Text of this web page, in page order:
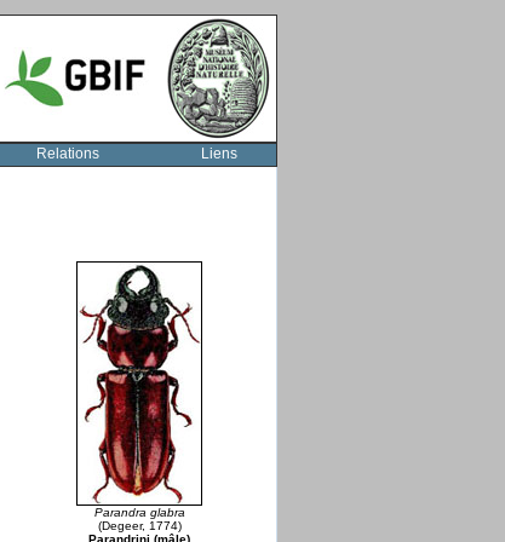
Relations Liens
Parandra glabra
(Degeer, 1774)
Parandrini (mâle)